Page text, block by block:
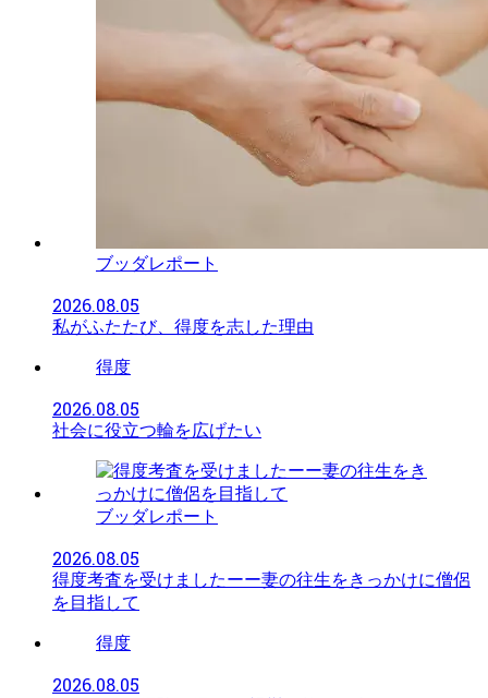
ブッダレポート
2026.08.05
私がふたたび、得度を志した理由
得度
2026.08.05
社会に役立つ輪を広げたい
ブッダレポート
2026.08.05
得度考査を受けましたーー妻の往生をきっかけに僧侶
を目指して
得度
2026.08.05